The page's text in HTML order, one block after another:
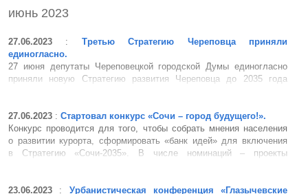
июнь 2023
27.06.2023 : Третью Стратегию Череповца приняли
единогласно.
27 июня депутаты Череповецкой городской Думы единогласно
приняли новую Стратегию развития Череповца до 2035 года
12 флагманских проектов, каждый б...
27.06.2023 : Стартовал конкурс «Сочи – город будущего!».
Конкурс проводится для того, чтобы собрать мнения населения
о развитии курорта, сформировать «банк идей» для включения
в Стратегию «Сочи-2035». В числе номинаций – проекты
23.06.2023 : Урбанистическая конференция «Глазычевские